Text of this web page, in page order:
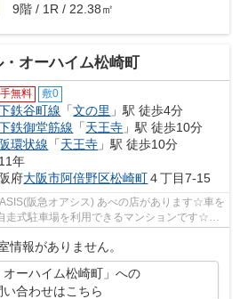
9階 / 1R / 22.38㎡
・オーハイム松崎町
無料 敷0
鉄谷町線 「文の里 」駅 徒歩4分
鉄御堂筋線 「天王寺 」駅 徒歩10分
環状線 「天王寺 」駅 徒歩10分
年
府大阪市阿倍野区松崎町４丁目7-15
阪急オアシス) あべの店があります☆車を
走式駐車場を利用できるマンションです☆風
は敷地内ご...
情報がありません。
オーハイム松崎町」への
い合わせはこちら